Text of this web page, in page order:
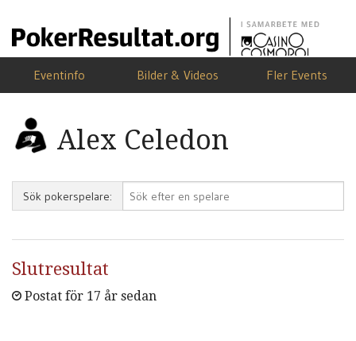
Eventinfo Bilder & Videos Fler Events
Alex Celedon
Sök pokerspelare:
Slutresultat
Postat för 17 år sedan